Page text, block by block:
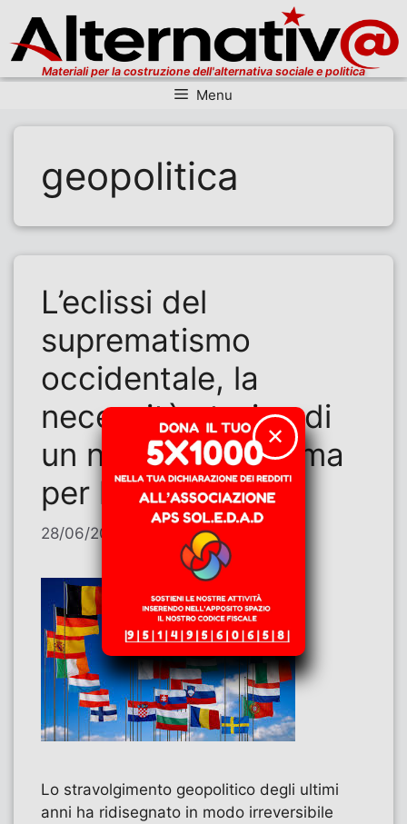
Materiali per la costruzione dell'alternativa sociale e politica
Menu
geopolitica
L’eclissi del
suprematismo
occidentale, la
necessità storica di
un nuovo paradigma
per l’Italia
28/06/2026 Marco Nesci
Lo stravolgimento geopolitico degli ultimi
anni ha ridisegnato in modo irreversibile
✕